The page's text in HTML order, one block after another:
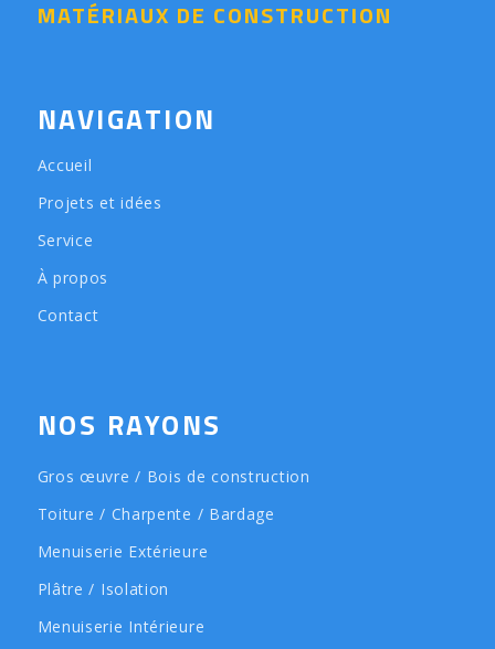
MATÉRIAUX DE CONSTRUCTION
NAVIGATION
Accueil
Projets et idées
Service
À propos
Contact
NOS RAYONS
Gros œuvre / Bois de construction
Toiture / Charpente / Bardage
Menuiserie Extérieure
Plâtre / Isolation
Menuiserie Intérieure